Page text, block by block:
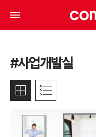
#사업개발실